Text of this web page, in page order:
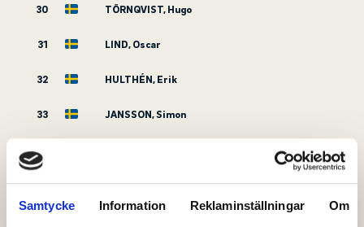
Samtycke Information Reklaminställningar Om
30 TÖRNQVIST, Hugo
31 LIND, Oscar
32 HULTHÉN, Erik
33 JANSSON, Simon
34
35 HALALKIC, Dennis